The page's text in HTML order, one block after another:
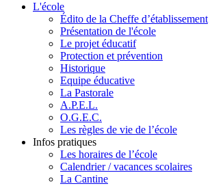
L'école
Édito de la Cheffe d’établissement
Présentation de l'école
Le projet éducatif
Protection et prévention
Historique
Equipe éducative
La Pastorale
A.P.E.L.
O.G.E.C.
Les règles de vie de l’école
Infos pratiques
Les horaires de l’école
Calendrier / vacances scolaires
La Cantine